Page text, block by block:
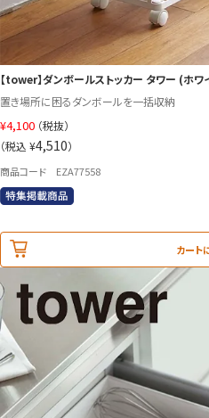
【tower】ダンボールストッカー タワー (ホワ
置き場所に困るダンボールを一括収納
¥4,100 （税抜）
（税込 ¥4,510）
商品コード EZA77558
カート